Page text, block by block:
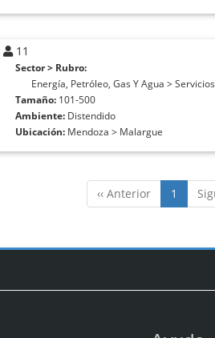
11
Sector > Rubro:
Energía, Petróleo, Gas Y Agua >
Tamaño: 101-500
Ambiente: Distendido
Ubicación: Mendoza > Malargue
‹‹ Anterior 1